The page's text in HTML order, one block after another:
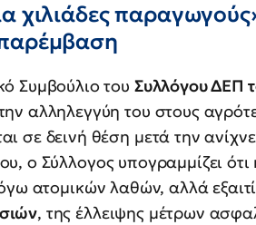
χιλιάδες
Συμβούλιο του Συλλόγου ΔΕΠ
αλληλεγγύη του στους
σε δεινή θέση μετά την
ο Σύλλογος υπογραμμίζει
ατομικών λαθών, αλλά
, της έλλειψης μέτρων